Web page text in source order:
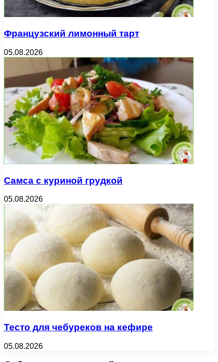
Французский лимонный тарт
05.08.2026
Самса с куриной грудкой
05.08.2026
Тесто для чебуреков на кефире
05.08.2026